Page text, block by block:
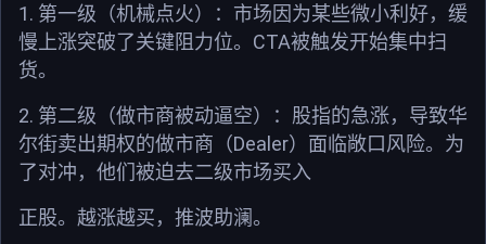
1. 第一级（机械点火）： 市场因为某些微小利好，缓
慢上涨突破了关键阻力位。 CTA被触发开始集中扫
货。
2. 第二级（做市商被动逼空）： 股指的急涨，导致华
尔街卖出期权的做市商（Dealer）面临敞口风险。为
了对冲，他们被迫去二级市场买入
正股。越涨越买，推波助澜。